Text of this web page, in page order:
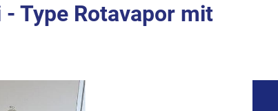
Type Rotavapor mit